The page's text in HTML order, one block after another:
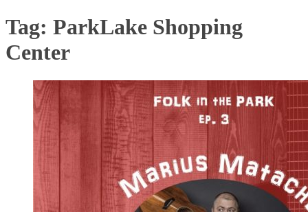
Tag: ParkLake Shopping
Center